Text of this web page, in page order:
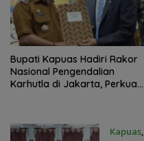
Bupati Kapuas Hadiri Rakor
Nasional Pengendalian
Karhutla di Jakarta, Perkuat
Kapuas,